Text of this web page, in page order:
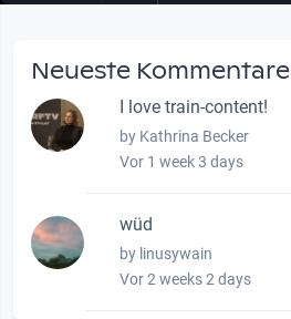
Neueste Kommentare
I love train-content!
by Kathrina Becker
Vor 1 week 3 days
wüd
by linusywain
Vor 2 weeks 2 days